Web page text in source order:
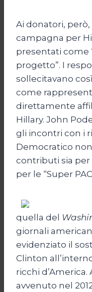
Ai donatori,
campagna per
presentati come
progetto”. I
sollecitavano
come
direttamente
Hillary. John
gli incontri con i
Democratico
contributi sia per
per le “Super
quella del
giornali
evidenziato il
Clinton
ricchi
avvenuto nel